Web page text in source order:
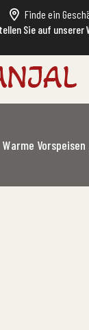
Finde ein
Sie auf unserer
Warme Vorspeisen